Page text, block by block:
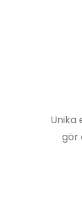
Unika
gör